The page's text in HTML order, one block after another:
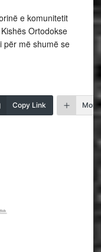
e komunitetit
Ortodokse
për më shumë se
Copy Link More